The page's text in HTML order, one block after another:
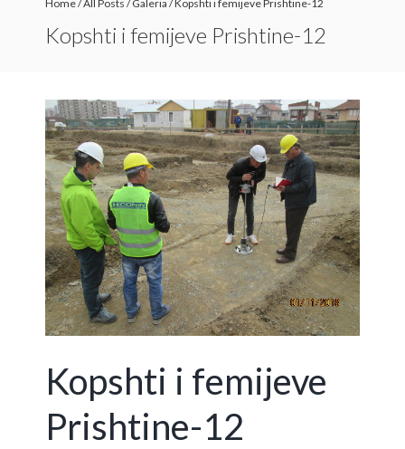
Home/All Posts /Galeria /Kopshti i femijeve Prishtine-12
Kopshti i femijeve Prishtine-12
Kopshti i femijeve
Prishtine-12